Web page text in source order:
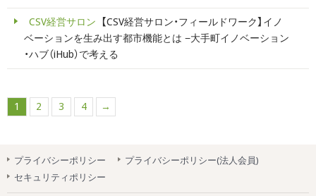
CSV経営サロン
【CSV経営サロン・フィールドワーク】イノ
ベーションを生み出す都市機能とは −大手町イノベーション
・ハブ（iHub）で考える
1 2 3 4 →
プライバシーポリシー
プライバシーポリシー(法人会員)
セキュリティポリシー